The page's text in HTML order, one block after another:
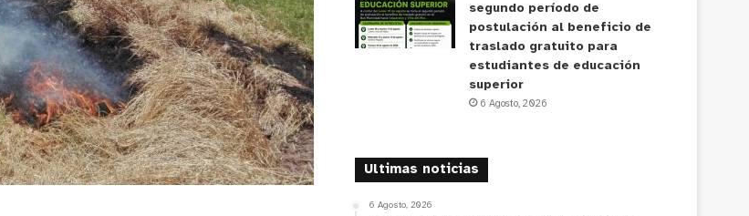
segundo período de
postulación al beneficio de
traslado gratuito para
estudiantes de educación
superior
6 Agosto, 2026
Ultimas noticias
6 Agosto, 2026